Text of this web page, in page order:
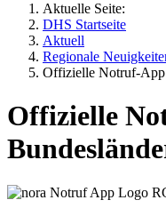
Aktuelle Seite:
DHS Startseite
Aktuell
Regionale
Offizielle Notruf-App
Offizielle